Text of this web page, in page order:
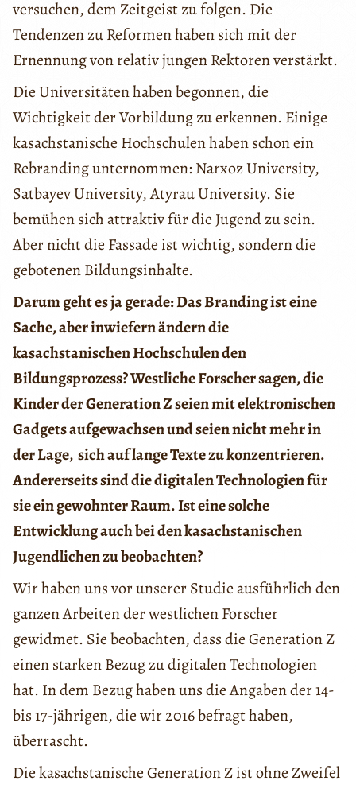
versuchen, dem Zeitgeist zu folgen. Die
Tendenzen zu Reformen haben sich mit der
Ernennung von relativ jungen Rektoren verstärkt.
Die Universitäten haben begonnen, die
Wichtigkeit der Vorbildung zu erkennen. Einige
kasachstanische Hochschulen haben schon ein
Rebranding unternommen: Narxoz University,
Satbayev University, Atyrau University. Sie
bemühen sich attraktiv für die Jugend zu sein.
Aber nicht die Fassade ist wichtig, sondern die
gebotenen Bildungsinhalte.
Darum geht es ja gerade: Das Branding ist eine
Sache, aber inwiefern ändern die
kasachstanischen Hochschulen den
Bildungsprozess? Westliche Forscher sagen, die
Kinder der Generation Z seien mit elektronischen
Gadgets aufgewachsen und seien nicht mehr in
der Lage, sich auf lange Texte zu konzentrieren.
Andererseits sind die digitalen Technologien für
sie ein gewohnter Raum. Ist eine solche
Entwicklung auch bei den kasachstanischen
Jugendlichen zu beobachten?
Wir haben uns vor unserer Studie ausführlich den
ganzen Arbeiten der westlichen Forscher
gewidmet. Sie beobachten, dass die Generation Z
einen starken Bezug zu digitalen Technologien
hat. In dem Bezug haben uns die Angaben der 14-
bis 17-jährigen, die wir 2016 befragt haben,
überrascht.
Die kasachstanische Generation Z ist ohne Zweifel